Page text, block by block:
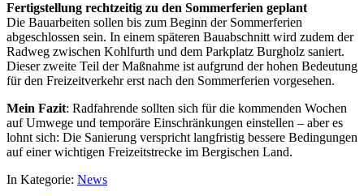
Fertigstellung rechtzeitig zu den Sommerferien geplant
Die Bauarbeiten sollen bis zum Beginn der Sommerferien
abgeschlossen sein. In einem späteren Bauabschnitt wird zudem der
Radweg zwischen Kohlfurth und dem Parkplatz Burgholz saniert.
Dieser zweite Teil der Maßnahme ist aufgrund der hohen Bedeutung
für den Freizeitverkehr erst nach den Sommerferien vorgesehen.
Mein Fazit: Radfahrende sollten sich für die kommenden Wochen
auf Umwege und temporäre Einschränkungen einstellen – aber es
lohnt sich: Die Sanierung verspricht langfristig bessere Bedingungen
auf einer wichtigen Freizeitstrecke im Bergischen Land.
In Kategorie: News